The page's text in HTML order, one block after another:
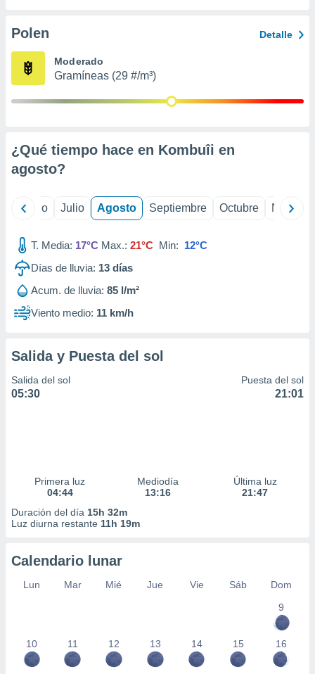
e
mediante
de
1199
Polen Detalle
Moderado
Gramíneas (29 #/m³)
¿Qué tiempo hace en Kombuîi en
agosto?
Junio Julio Agosto Septiembre Octubre
T. Media: 17°C Max.: 21°C Min: 12°C
Días de lluvia: 13 días
Acum. de lluvia: 85 l/m²
Viento medio: 11 km/h
Salida y Puesta del sol
Salida del sol
05:30
Puesta del sol
21:01
Primera luz
04:44
Mediodía
13:16
Última luz
21:47
Duración del día 15h 32m
Luz diurna restante 11h 19m
Calendario lunar
Lun Mar Mié Jue Vie Sáb
Dom
9
10 11 12 13 14 15 16